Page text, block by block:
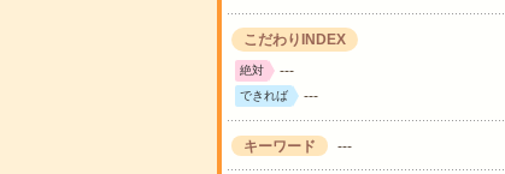
こだわりINDEX
絶対 ---
できれば ---
キーワード ---